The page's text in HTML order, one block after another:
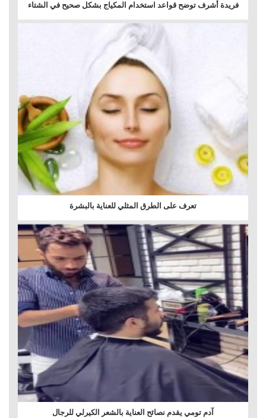
فريدة أشرف توضح قواعد استخدام المكياج بشكل صحيح في الشتاء
تعرف على الطرق المثلي للعناية بالبشرة
آدم تومي يقدم نصائح العناية بالشعر الكيرلي للرجال